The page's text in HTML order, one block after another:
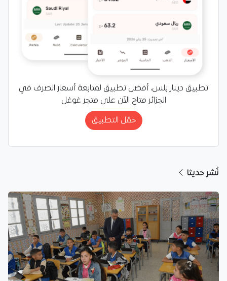
تطبيق دينار بلس، أفضل تطبيق لمتابعة أسعار الصرف في
الجزائر متاح الآن على متجر غوغل
حمّل التطبيق
نُشر حديثا